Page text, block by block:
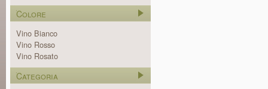
Colore
Vino Bianco
Vino Rosso
Vino Rosato
Categoria